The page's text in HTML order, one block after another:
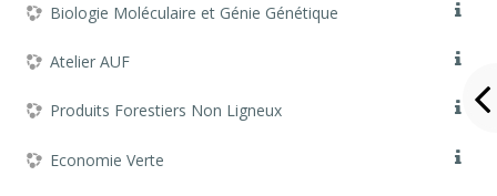
Biologie Moléculaire et Génie Génétique
Atelier AUF
Produits Forestiers Non Ligneux
Economie Verte